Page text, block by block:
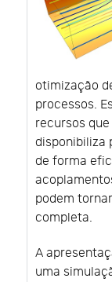
otimização
processos.
recursos que
disponibiliza
de forma
podem
completa.
A
uma